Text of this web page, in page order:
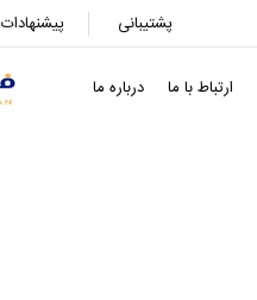
پیشنهادات پشتیبانی
ارتباط با ما درباره ما